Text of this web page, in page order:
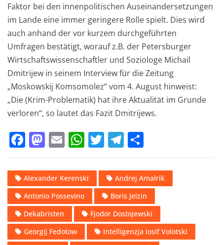
Faktor bei den innenpolitischen Auseinandersetzungen
im Lande eine immer geringere Rolle spielt. Dies wird
auch anhand der vor kurzem durchgeführten
Umfragen bestätigt, worauf z.B. der Petersburger
Wirtschaftswissenschaftler und Soziologe Michail
Dmitrijew in seinem Interview für die Zeitung
„Moskowskij Komsomolez“vom 4. August hinweist:
„Die (Krim-Problematik) hat ihre Aktualität im Grunde
verloren“, so lautet das Fazit Dmitrijews.
F
a
c
e
b
o
o
M
a
st
o
d
o
n
E
m
ai
l
W
h
at
s
A
p
p
T
w
it
te
r
T
el
e
gr
a
m
le
n
Alexander Kerenski
Andrej Amalrik
Antonio Possevino
Boris Jelzin
Dekabristen
Fjodor Dostojewski
Georgij Fedotow
Intelligenzja Iosif Volotski